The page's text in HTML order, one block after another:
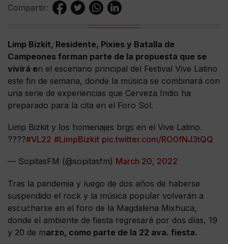
Compartir:
Limp Bizkit, Residente, Pixies y Batalla de
Campeones forman parte de la propuesta que se
vivirá en el escenario principal del Festival Vive Latino
este fin de semana, donde la música se combinará con
una serie de experiencias que Cerveza Indio ha
preparado para la cita en el Foro Sol.
Limp Bizkit y los homenajes brgs en el Vive Latino.
????#VL22 #LimpBizkit pic.twitter.com/RO0fNJ3tQQ
— SopitasFM (@sopitasfm) March 20, 2022
Tras la pandemia y luego de dos años de haberse
suspendido el rock y la música popular volverán a
escucharse en el foro de la Magdalena Mixhuca,
donde el ambiente de fiesta regresará por dos días, 19
y 20 de marzo, como parte de la 22 ava. fiesta.